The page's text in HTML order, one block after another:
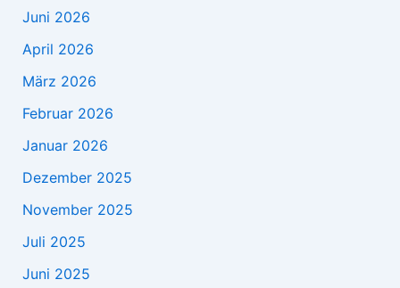
Juni 2026
April 2026
März 2026
Februar 2026
Januar 2026
Dezember 2025
November 2025
Juli 2025
Juni 2025